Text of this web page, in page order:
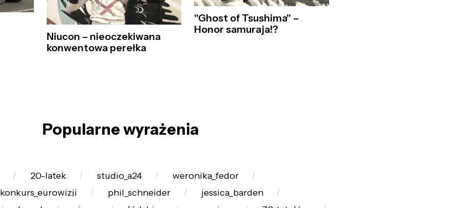
Niucon – nieoczekiwana
konwentowa perełka
"Ghost of Tsushima" –
Honor samuraja!?
Popularne wyrażenia
20-latek studio_a24
weronika_fedor
konkurs_eurowizji phil_schneider
jessica_barden